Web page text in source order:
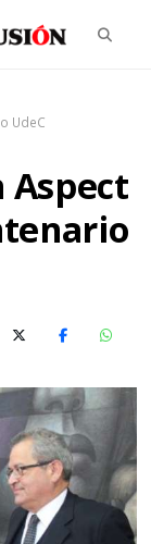
UdeC
Aspect
X (Twitter)Facebook